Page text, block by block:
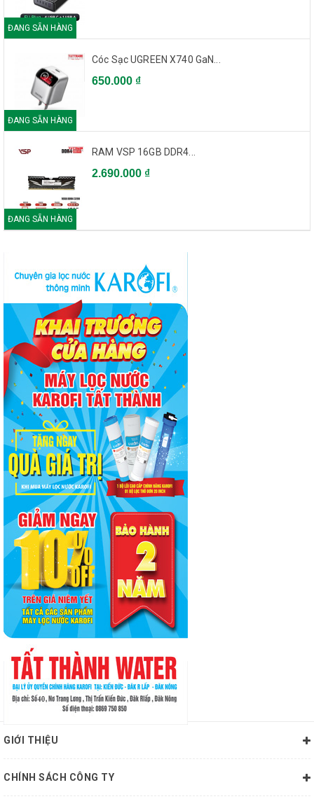
ĐANG SẴN HÀNG
ĐANG SẴN HÀNG
Cóc Sạc UGREEN X740 GaN...
650.000 ₫
ĐANG SẴN HÀNG
RAM VSP 16GB DDR4...
2.690.000 ₫
GIỚI THIỆU
CHÍNH SÁCH CÔNG TY